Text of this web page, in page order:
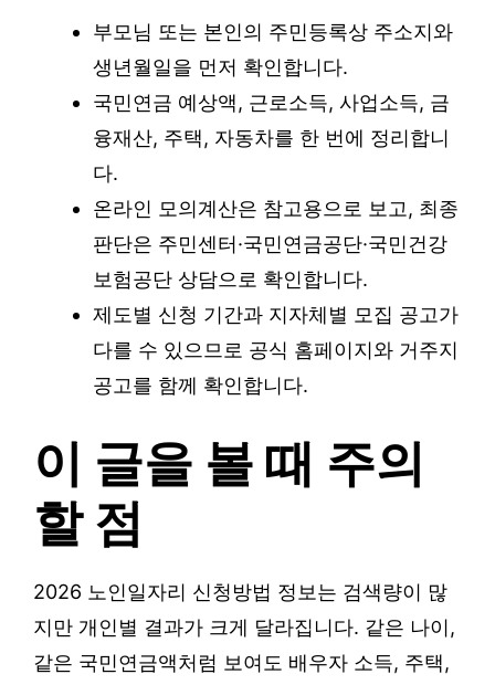
부모님 또는 본인의 주민등록상 주소지와
생년월일을 먼저 확인합니다.
국민연금 예상액, 근로소득, 사업소득, 금
융재산, 주택, 자동차를 한 번에 정리합니
다.
온라인 모의계산은 참고용으로 보고, 최종
판단은 주민센터·국민연금공단·국민건강
보험공단 상담으로 확인합니다.
제도별 신청 기간과 지자체별 모집 공고가
다를 수 있으므로 공식 홈페이지와 거주지
공고를 함께 확인합니다.
이 글을 볼 때 주의
할 점
2026 노인일자리 신청방법 정보는 검색량이 많
지만 개인별 결과가 크게 달라집니다. 같은 나이,
같은 국민연금액처럼 보여도 배우자 소득, 주택,